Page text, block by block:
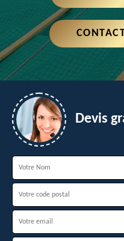
Devis